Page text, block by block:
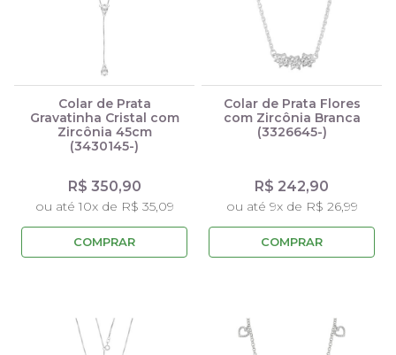
Colar de Prata
Gravatinha Cristal com
Zircônia 45cm
(3430145-)
R$ 350,90
ou até 10x de R$ 35,09
COMPRAR
Colar de Prata Flores
com Zircônia Branca
(3326645-)
R$ 242,90
ou até 9x de R$ 26,99
COMPRAR